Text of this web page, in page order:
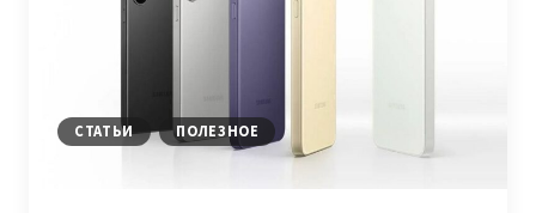
СТАТЬИ ПОЛЕЗНОЕ